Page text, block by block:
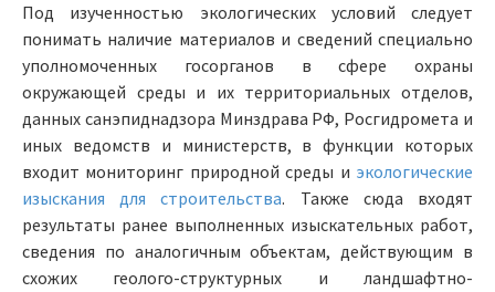
Под изученностью экологических условий следует
понимать наличие материалов и сведений специально
уполномоченных госорганов в сфере охраны
окружающей среды и их территориальных отделов,
данных санэпиднадзора Минздрава РФ, Росгидромета и
иных ведомств и министерств, в функции которых
входит мониторинг природной среды и экологические
изыскания для строительства. Также сюда входят
результаты ранее выполненных изыскательных работ,
сведения по аналогичным объектам, действующим в
схожих геолого-структурных и ландшафтно-